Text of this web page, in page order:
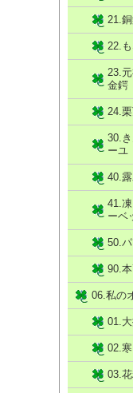
21.
22.
23.
金鍔
24.
30.
ーユ
40.
41.
ーベ
50.
90.
06.私の
01.
02.
03.